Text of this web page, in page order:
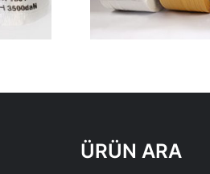
ÜRÜN ARA